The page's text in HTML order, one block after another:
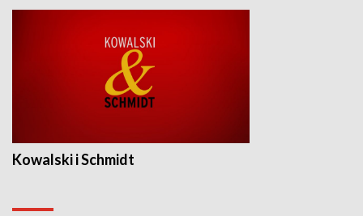
Kowalski i Schmidt